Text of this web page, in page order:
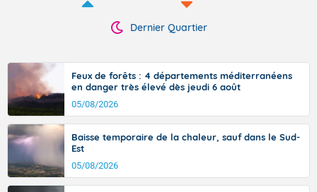
Dernier Quartier
Feux de forêts : 4 départements méditerranéens
en danger très élevé dès jeudi 6 août
05/08/2026
Baisse temporaire de la chaleur, sauf dans le Sud-
Est
05/08/2026